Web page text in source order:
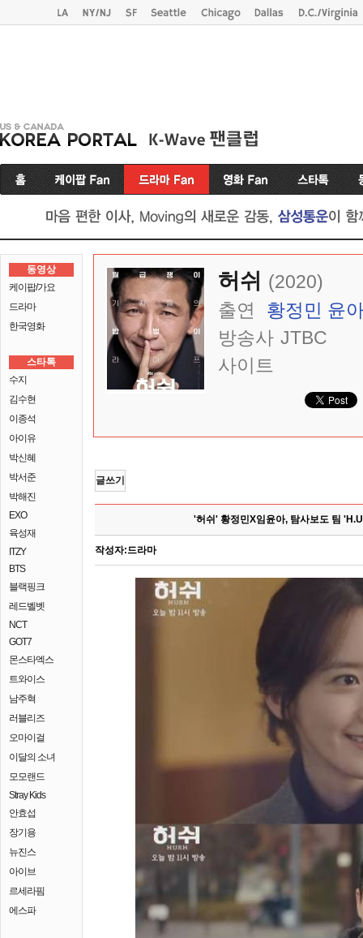
동영상
케이팝/가요
드라마
한국영화
스타톡
수지
김수현
이종석
아이유
박신혜
박서준
박해진
EXO
육성재
ITZY
BTS
블랙핑크
레드벨벳
NCT
GOT7
몬스타엑스
트와이스
남주혁
러블리즈
오마이걸
이달의 소녀
모모랜드
Stray Kids
안효섭
장기용
뉴진스
아이브
르세라핌
에스파
허쉬 (2020)
출연
황정민 윤
방송사 JTBC
사이트
글쓰기
'허쉬' 황정민X임윤아, 탐사보도 팀
작성자:드라마